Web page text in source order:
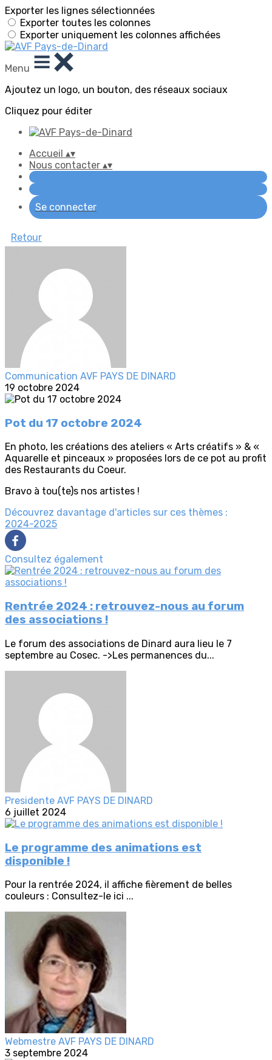
Exporter les lignes sélectionnées
Exporter toutes les colonnes
Exporter uniquement les colonnes affichées
Menu
Ajoutez un logo, un bouton, des réseaux sociaux
Cliquez pour éditer
Accueil ▴▾
Nous contacter ▴▾
Se connecter
Retour
Communication AVF PAYS DE DINARD
19 octobre 2024
Pot du 17 octobre 2024
En photo, les créations des ateliers « Arts créatifs » & «
Aquarelle et pinceaux » proposées lors de ce pot au profit
des Restaurants du Coeur.
Bravo à tou(te)s nos artistes !
Découvrez davantage d'articles sur ces thèmes :
2024-2025
Consultez également
Rentrée 2024 : retrouvez-nous au forum
des associations !
Le forum des associations de Dinard aura lieu le 7
septembre au Cosec. ->Les permanences du...
Presidente AVF PAYS DE DINARD
6 juillet 2024
Le programme des animations est
disponible !
Pour la rentrée 2024, il affiche fièrement de belles
couleurs : Consultez-le ici ...
Webmestre AVF PAYS DE DINARD
3 septembre 2024